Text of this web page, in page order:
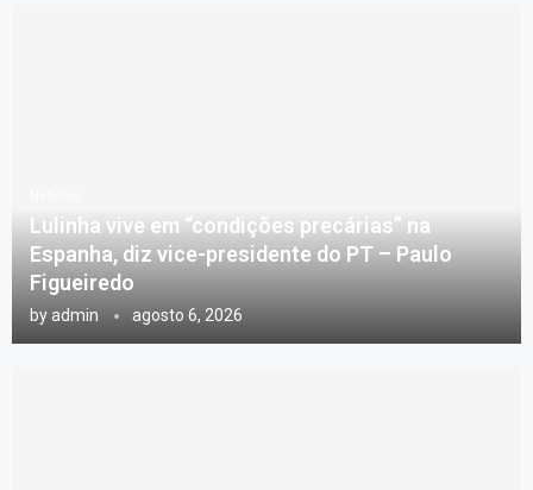
Lulinha vive em “condições precárias” na
Espanha, diz vice-presidente do PT – Paulo
Figueiredo
by admin agosto 6, 2026